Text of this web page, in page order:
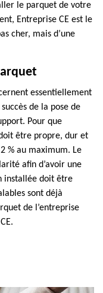
le parquet de votre
Entreprise CE est le
cher, mais d’une
essentiellement
de la pose de
Pour que
être propre, dur et
% au maximum. Le
afin d’avoir une
installée doit être
sont déjà
de l’entreprise